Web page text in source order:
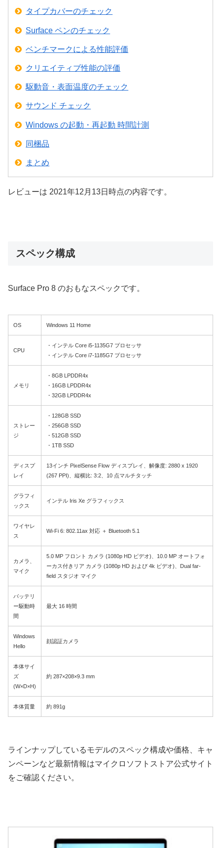
タイプカバーのチェック
Surface ペンのチェック
ベンチマークによる性能評価
クリエイティブ性能の評価
駆動音・表面温度のチェック
サウンド チェック
Windows の起動・再起動 時間計測
同梱品
まとめ
レビューは 2021年12月13日時点の内容です。
スペック構成
Surface Pro 8 のおもなスペックです。
OS Windows 11 Home
CPU
・インテル Core i5-1135G7 プロセッサ
・インテル Core i7-1185G7 プロセッサ
メモリ
・8GB LPDDR4x
・16GB LPDDR4x
・32GB LPDDR4x
ストレー
ジ
・128GB SSD
・256GB SSD
・512GB SSD
・1TB SSD
ディスプ
レイ
13インチ PixelSense Flow ディスプレイ、解像度: 2880 x 1920
(267 PPI)、縦横比: 3:2、10 点マルチタッチ
グラフィ
ックス
インテル Iris Xe グラフィックス
ワイヤレ
ス
Wi-Fi 6: 802.11ax 対応 ＋ Bluetooth 5.1
カメラ、
マイク
5.0 MP フロント カメラ (1080p HD ビデオ)、10.0 MP オートフォ
ーカス付きリア カメラ (1080p HD および 4k ビデオ)、Dual far-
field スタジオ マイク
バッテリ
ー駆動時
間
最大 16 時間
Windows
Hello
顔認証カメラ
本体サイ
ズ
(W×D×H)
約 287×208×9.3 mm
本体質量 約 891g
ラインナップしているモデルのスペック構成や価格、キャ
ンペーンなど最新情報はマイクロソフトストア公式サイト
をご確認ください。